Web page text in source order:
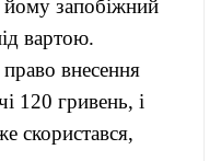
йому запобіжний
вартою.
внесення
120 гривень, і
скористався,